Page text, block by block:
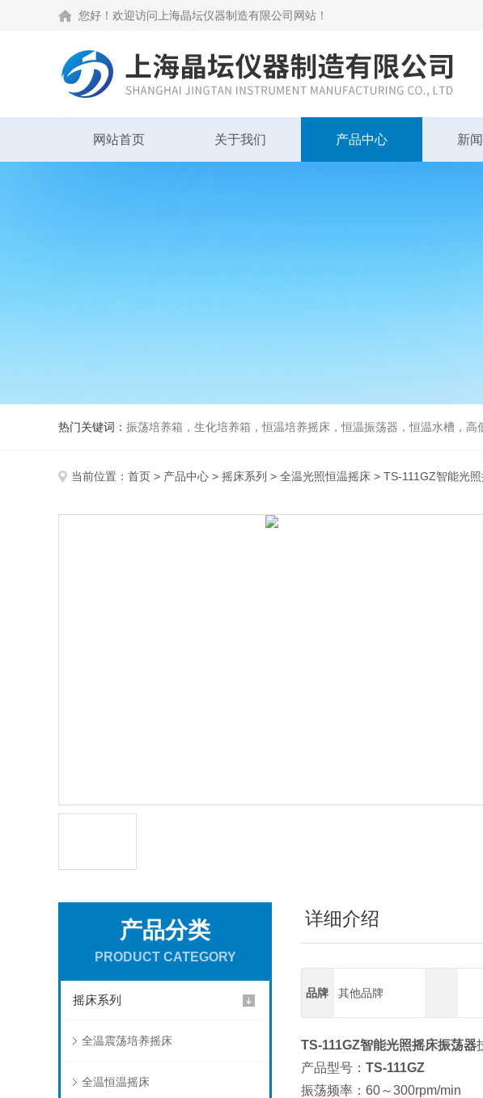
您好！欢迎访问上海晶坛仪器制造有限公司网站！
网站首页 关于我们 产品中心 新
热门关键词： 振荡培养箱，生化培养箱，恒温培养摇床，恒温振荡器，恒温水槽，高低温试验
当前位置： 首页 > 产品中心 > 摇床系列 > 全温光照恒温摇床 > TS-111GZ智能光
产品分类
PRODUCT CATEGORY
摇床系列
全温震荡培养摇床
全温恒温摇床
详细介绍
品牌 其他品牌
TS-111GZ智能光照摇床振荡器
产品型号： TS-111GZ
振荡频率：60～300rpm/min